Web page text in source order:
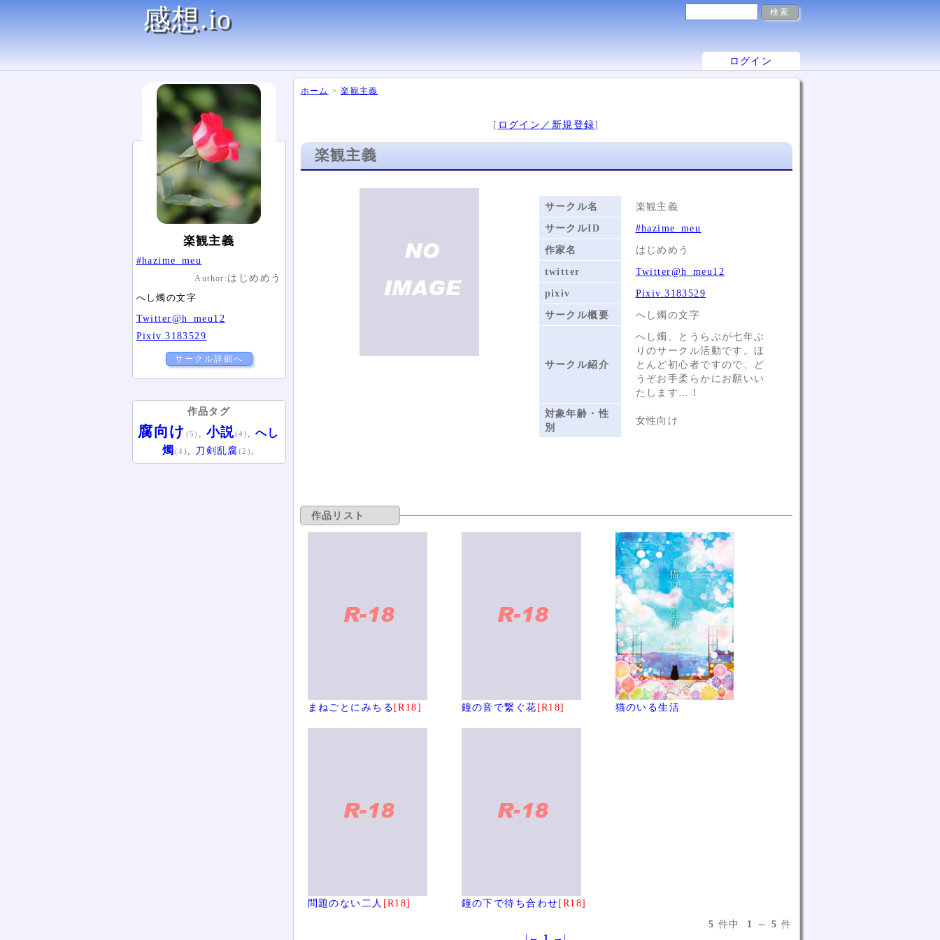
感想.io
ログイン
ホーム >楽観主義
[ ログイン／新規登録]
楽観主義
サークル名
楽観主義
サークルID
#hazime_meu
作家名
はじめめう
twitter
Twitter@h_meu12
pixiv
Pixiv.3183529
サークル概要
へし燭の文字
サークル紹介
へし燭、とうらぶが七年ぶ
りのサークル活動です。ほ
とんど初心者ですので、ど
うぞお手柔らかにお願いい
たします…！
対象年齢・性
別
女性向け
作品リスト
まねごとにみちる[R18] 鐘の音で繋ぐ花[R18] 猫のいる生活
問題のない二人 [R18] 鐘の下で待ち合わせ[R18]
5 件中 1 ～5 件
楽観主義
#hazime_meu
Author:はじめめう
へし燭の文字
Twitter@h_meu12
Pixiv.3183529
サークル詳細へ
作品タグ
腐向け (5) 小説(4)
へし
燭(4) 刀剣乱腐(2)